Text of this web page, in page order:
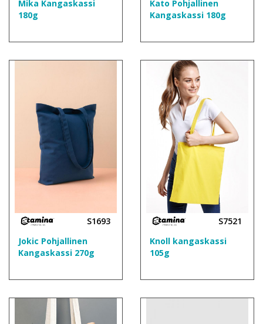
Mika Kangaskassi
180g
Kato Pohjallinen
Kangaskassi 180g
S1693
Jokic Pohjallinen
Kangaskassi 270g
S7521
Knoll kangaskassi
105g